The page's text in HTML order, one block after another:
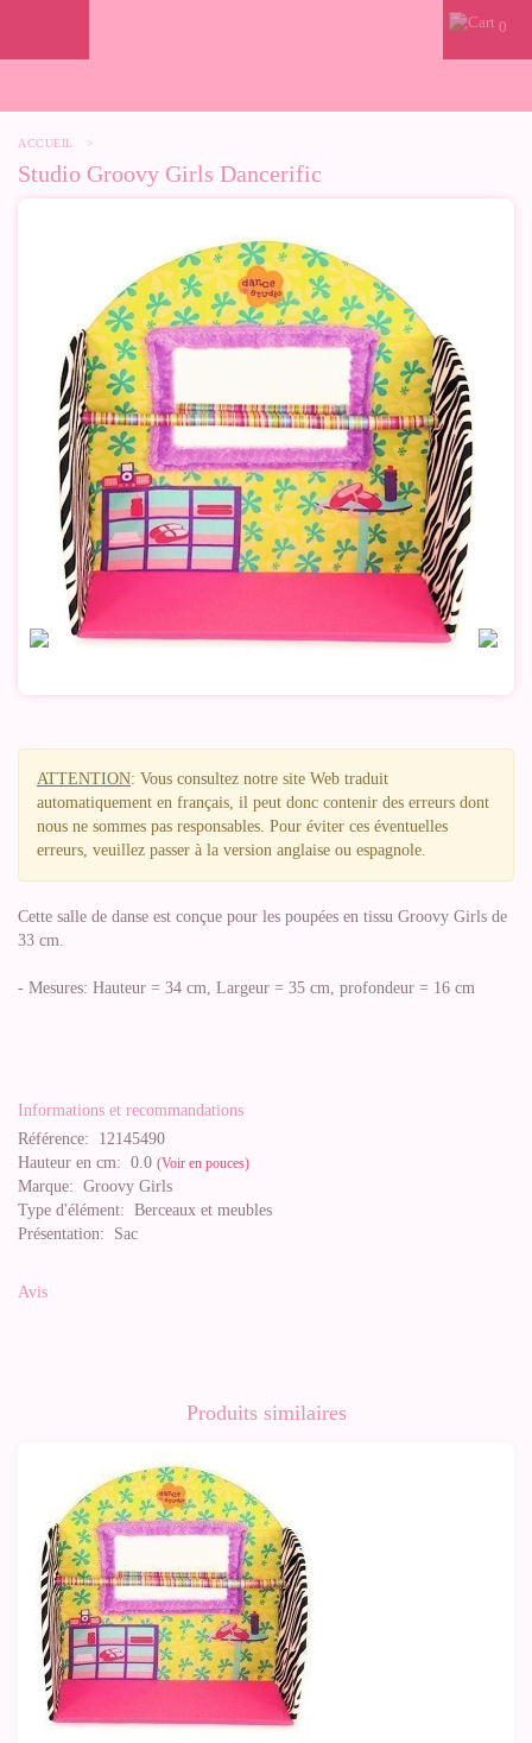
0
ACCUEIL >
Studio Groovy Girls Dancerific
ATTENTION: Vous consultez notre site Web traduit
automatiquement en français, il peut donc contenir des erreurs dont
nous ne sommes pas responsables. Pour éviter ces éventuelles
erreurs, veuillez passer à la version anglaise ou espagnole.
Cette salle de danse est conçue pour les poupées en tissu Groovy Girls de
33 cm.
- Mesures: Hauteur = 34 cm, Largeur = 35 cm, profondeur = 16 cm
Informations et recommandations
Référence: 12145490
Hauteur en cm: 0.0 (Voir en pouces)
Marque: Groovy Girls
Type d'élément: Berceaux et meubles
Présentation: Sac
Avis
Produits similaires